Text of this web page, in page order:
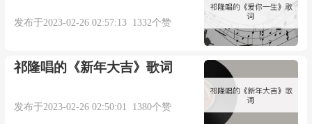
发布于2023-02-26 02:57:13 1332个赞
祁隆唱的《新年大吉》歌词
发布于2023-02-26 02:50:01 1380个赞